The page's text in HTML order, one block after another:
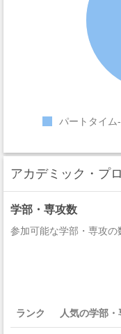
パートタイム
アカデミック・プ
学部・専攻数
参加可能な学部・専攻の
ランク 人気の学部・